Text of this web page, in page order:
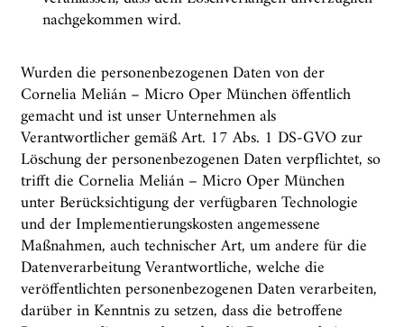
nachgekommen wird.
Wurden die personenbezogenen Daten von der
Cornelia Melián – Micro Oper München öffentlich
gemacht und ist unser Unternehmen als
Verantwortlicher gemäß Art. 17 Abs. 1 DS-GVO zur
Löschung der personenbezogenen Daten verpflichtet, so
trifft die Cornelia Melián – Micro Oper München
unter Berücksichtigung der verfügbaren Technologie
und der Implementierungskosten angemessene
Maßnahmen, auch technischer Art, um andere für die
Datenverarbeitung Verantwortliche, welche die
veröffentlichten personenbezogenen Daten verarbeiten,
darüber in Kenntnis zu setzen, dass die betroffene